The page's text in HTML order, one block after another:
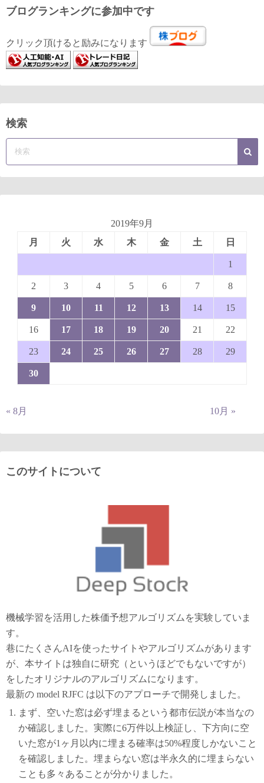
ブログランキングに参加中です
クリック頂けると励みになります
検索
2019年9月
月
火 水 木 金 土 日
1
2 3 4 5 6 7 8
9 10 11 12 13 14 15
16 17 18 19 20 21 22
23 24 25 26 27 28 29
30
« 8月 10月 »
このサイトについて
機械学習を活用した株価予想アルゴリズムを実験していま
す。
巷にたくさんAIを使ったサイトやアルゴリズムがあります
が、本サイトは独自に研究（というほどでもないですが）
をしたオリジナルのアルゴリズムになります。
最新の model RJFC は以下のアプローチで開発しました。
まず、空いた窓は必ず埋まるという都市伝説が本当なの
か確認しました。実際に6万件以上検証し、下方向に空
いた窓が1ヶ月以内に埋まる確率は50%程度しかないこと
を確認しました。埋まらない窓は半永久的に埋まらない
ことも多々あることが分かりました。